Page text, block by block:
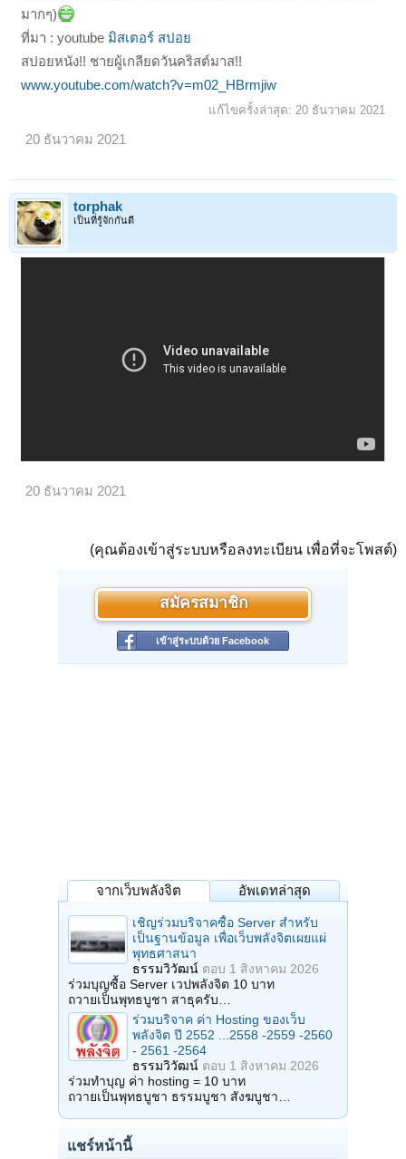
มากๆ)
ที่มา : youtube มิสเตอร์ สปอย
สปอยหนัง!! ชายผู้เกลียดวันคริสต์มาส!!
www.youtube.com/watch?v=m02_HBrmjiw
แก้ไขครั้งล่าสุด: 20 ธันวาคม 2021
20 ธันวาคม 2021
torphak
เป็นที่รู้จักกันดี
20 ธันวาคม 2021
(คุณต้องเข้าสู่ระบบหรือลงทะเบียน เพื่อที่จะโพสต์)
สมัครสมาชิก
เข้าสู่ระบบด้วย Facebook
จากเว็บพลังจิต อัพเดทล่าสุด
เชิญร่วมบริจาคซื้อ Server สำหรับ
เป็นฐานข้อมูล เพื่อเว็บพลังจิตเผยแผ่
พุทธศาสนา
ธรรมวิวัฒน์ ตอบ 1 สิงหาคม 2026
ร่วมบุญซื้อ Server เวปพลังจิต 10 บาท
ถวายเป็นพุทธบูชา สาธุครับ…
ร่วมบริจาค ค่า Hosting ของเว็บ
พลังจิต ปี 2552 ...2558 -2559 -2560
- 2561 -2564
ธรรมวิวัฒน์ ตอบ 1 สิงหาคม 2026
ร่วมทำบุญ ค่า hosting = 10 บาท
ถวายเป็นพุทธบูชา ธรรมบูชา สังฆบูชา…
แชร์หน้านี้